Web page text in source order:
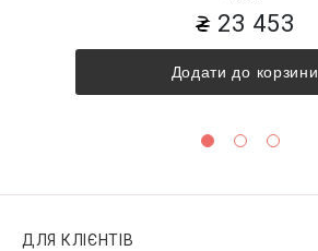
23 453
Додати до корзини
ДЛЯ КЛІЄНТІВ